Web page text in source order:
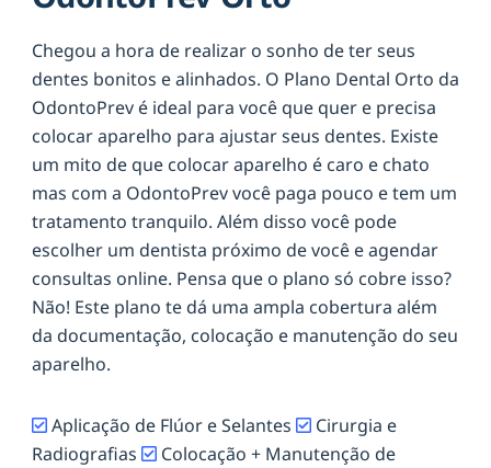
Chegou a hora de realizar o sonho de ter seus
dentes bonitos e alinhados. O Plano Dental Orto da
OdontoPrev é ideal para você que quer e precisa
colocar aparelho para ajustar seus dentes. Existe
um mito de que colocar aparelho é caro e chato
mas com a OdontoPrev você paga pouco e tem um
tratamento tranquilo. Além disso você pode
escolher um dentista próximo de você e agendar
consultas online. Pensa que o plano só cobre isso?
Não! Este plano te dá uma ampla cobertura além
da documentação, colocação e manutenção do seu
aparelho.
Aplicação de Flúor e Selantes
Cirurgia e
Radiografias
Colocação + Manutenção de